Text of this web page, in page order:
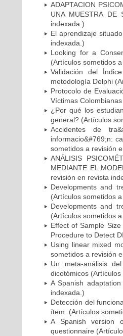
ADAPTACION
UNA MUESTRA DE
indexada.)
El aprendizaje
indexada.)
Looking for a
(Artículos sometidos
Validación del
metodología Delphi
Protocolo de
Víctimas
¿Por qué los
general? (Artículos
Accidentes de
informacio&#769;n:
sometidos a revisión
ANÁLISIS
MEDIANTE EL
revisión en revista
Developments and
(Artículos sometidos
Developments and
(Artículos sometidos
Effect of Sample
Procedure to Detect
Using linear mixed
sometidos a revisión
Un meta-análisis
dicotómicos
A Spanish
indexada.)
Detección del
ítem. (Artículos
A Spanish version
questionnaire